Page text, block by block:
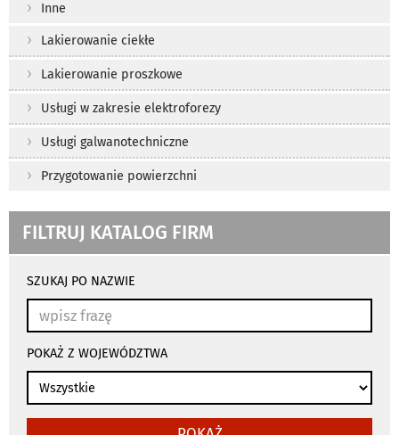
Inne
Lakierowanie ciekłe
Lakierowanie proszkowe
Usługi w zakresie elektroforezy
Usługi galwanotechniczne
Przygotowanie powierzchni
FILTRUJ KATALOG FIRM
wyszukiwania
automatycznie
SZUKAJ PO NAZWIE
POKAŻ Z WOJEWÓDZTWA